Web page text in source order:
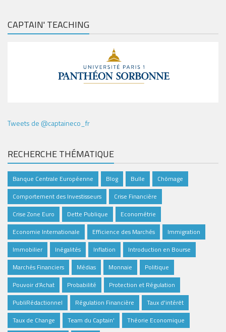
CAPTAIN' TEACHING
Tweets de @captaineco_fr
RECHERCHE THÉMATIQUE
Banque Centrale Européenne Blog Bulle
Chômage
Comportement des Investisseurs
Crise Financière
Crise Zone Euro
Dette Publique
Econométrie
Economie Internationale
Efficience des Marchés
Immigration
Immobilier
Inégalités Inflation
Introduction en Bourse
Marchés Financiers
Médias Monnaie
Politique
Pouvoir d'Achat
Probabilité
Protection et Régulation
PubliRédactionnel
Régulation Financière
Taux d'intérêt
Taux de Change
Team du Captain'
Théorie Economique